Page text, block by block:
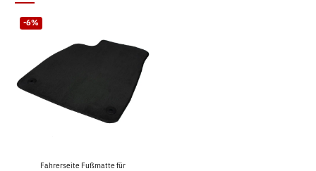
-6%
Fahrerseite Fußmatte für